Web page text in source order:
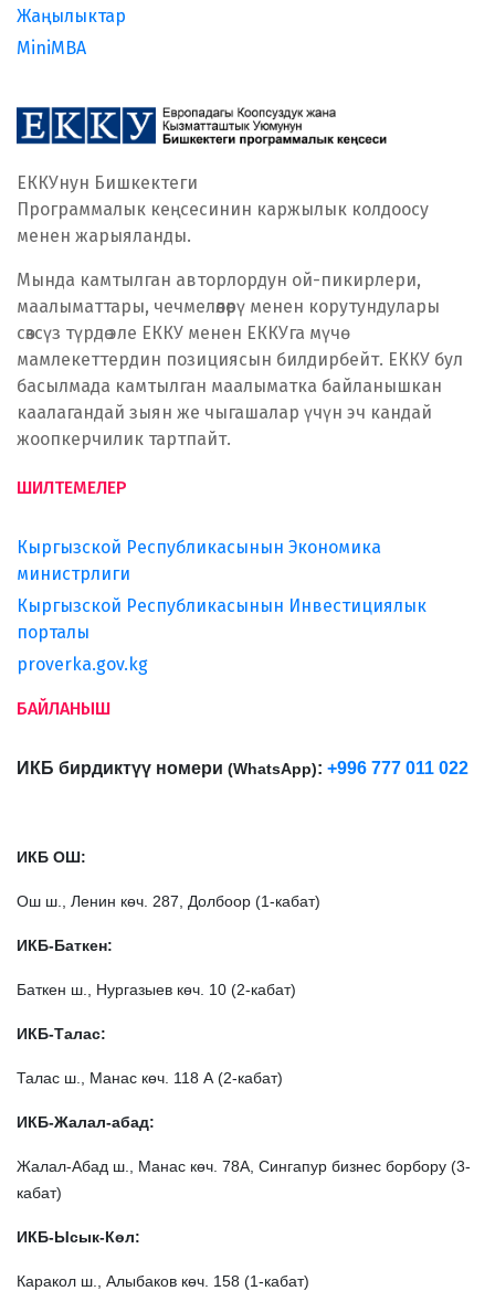
Жаңылыктар
MiniMBA
ЕККУнун Бишкектеги
Программалык кеңсесинин каржылык колдоосу
менен жарыяланды.
Мында камтылган авторлордун ой-пикирлери,
маалыматтары, чечмелөөлөрү менен корутундулары
сөзсүз түрдө эле ЕККУ менен ЕККУга мүчө
мамлекеттердин позициясын билдирбейт. ЕККУ бул
басылмада камтылган маалыматка байланышкан
каалагандай зыян же чыгашалар үчүн эч кандай
жоопкерчилик тартпайт.
ШИЛТЕМЕЛЕР
Кыргызской Республикасынын Экономика
министрлиги
Кыргызской Республикасынын Инвестициялык
порталы
proverka.gov.kg
БАЙЛАНЫШ
ИКБ бирдиктүү номери (WhatsApp): +996 777 011 022
ИКБ ОШ:
Ош ш., Ленин көч. 287, Долбоор (1-кабат)
ИКБ-Баткен:
Баткен ш., Нургазыев көч. 10 (2-кабат)
ИКБ-Талас:
Талас ш., Манас көч. 118 А (2-кабат)
ИКБ-Жалал-абад:
Жалал-Абад ш., Манас көч. 78А, Сингапур бизнес борбору (3-
кабат)
ИКБ-Ысык-Көл:
Каракол ш., Алыбаков көч. 158 (1-кабат)